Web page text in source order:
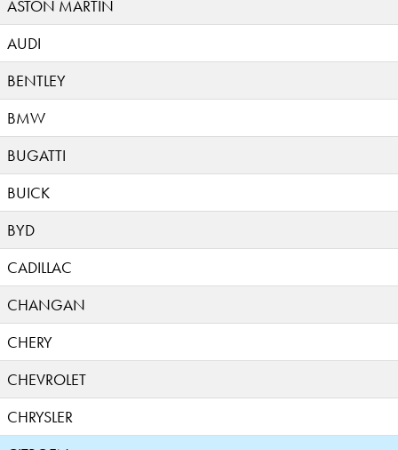
ASTON MARTIN
AUDI
BENTLEY
BMW
BUGATTI
BUICK
BYD
CADILLAC
CHANGAN
CHERY
CHEVROLET
CHRYSLER